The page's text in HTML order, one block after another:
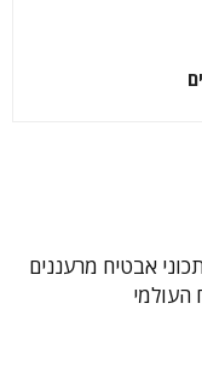
אבטיח מרעננים
העולמי